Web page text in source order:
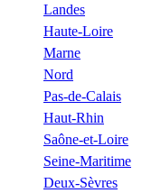
Landes
Haute-Loire
Marne
Nord
Pas-de-Calais
Haut-Rhin
Saône-et-Loire
Seine-Maritime
Deux-Sèvres